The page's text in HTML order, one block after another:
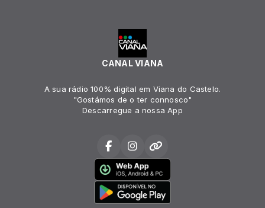
CANAL VIANA
A sua rádio 100% digital em Viana do Castelo.
"Gostámos de o ter connosco"
Descarregue a nossa App